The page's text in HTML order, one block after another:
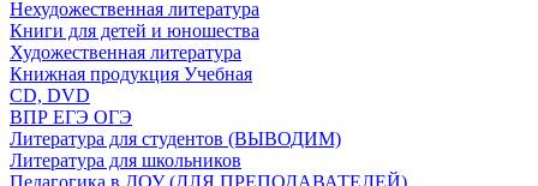
Нехудожественная литература
Книги для детей и юношества
Художественная литература
Книжная продукция Учебная
CD, DVD
ВПР ЕГЭ ОГЭ
Литература для студентов (ВЫВОДИМ)
Литература для школьников
Педагогика в ДОУ (ДЛЯ ПРЕПОДАВАТЕЛЕЙ)